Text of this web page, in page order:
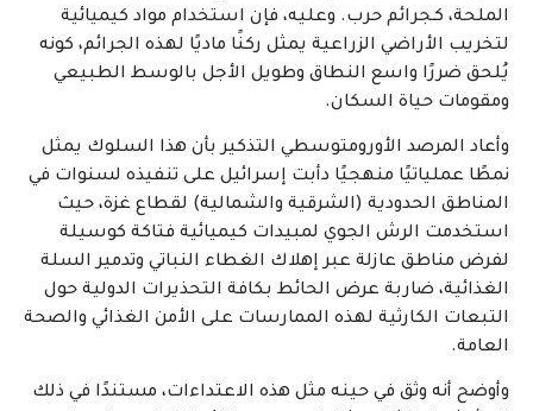
الملحة، كـجرائم حرب. وعليه، فإن استخدام مواد كيميائية
لتخريب الأراضي الزراعية يمثل ركنًا ماديًا لهذه الجرائم، كونه
يُلحق ضررًا واسع النطاق وطويل الأجل بالوسط الطبيعي
ومقومات حياة السكان.
وأعاد المرصد الأورومتوسطي التذكير بأن هذا السلوك يمثل
نمطًا عملياتيًا منهجيًا دأبت إسرائيل على تنفيذه لسنوات في
المناطق الحدودية (الشرقية والشمالية) لقطاع غزة، حيث
استخدمت الرش الجوي لمبيدات كيميائية فتاكة كوسيلة
لفرض مناطق عازلة عبر إهلاك الغطاء النباتي وتدمير السلة
الغذائية، ضاربة عرض الحائط بكافة التحذيرات الدولية حول
التبعات الكارثية لهذه الممارسات على الأمن الغذائي والصحة
العامة.
وأوضح أنه وثق في حينه مثل هذه الاعتداءات، مستندًا في ذلك